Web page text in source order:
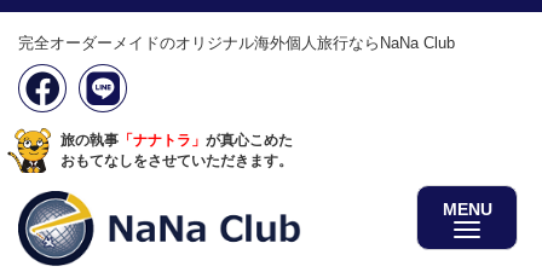
完全オーダーメイドのオリジナル海外個人旅行ならNaNa Club
旅の執事 「ナナトラ」 が真心こめた
おもてなしをさせていただきます。
MENU